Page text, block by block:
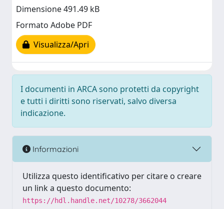
Dimensione 491.49 kB
Formato Adobe PDF
Visualizza/Apri
I documenti in ARCA sono protetti da copyright
e tutti i diritti sono riservati, salvo diversa
indicazione.
Informazioni
Utilizza questo identificativo per citare o creare
un link a questo documento:
https://hdl.handle.net/10278/3662044